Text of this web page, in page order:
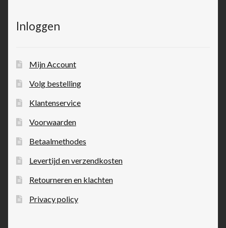
Inloggen
Mijn Account
Volg bestelling
Klantenservice
Voorwaarden
Betaalmethodes
Levertijd en verzendkosten
Retourneren en klachten
Privacy policy